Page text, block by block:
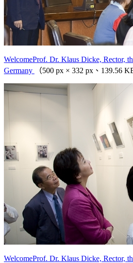
WelcomeProf. Dr. Klaus Dicke, Rector,
Germany
（500 px × 332 px、139.56
WelcomeProf. Dr. Klaus Dicke, Rector,